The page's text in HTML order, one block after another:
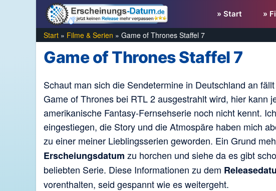
» Start »
Start » Filme & Serien » Game of Thrones Staffel 7
Game of Thrones Staffel 7
Schaut man sich die Sendetermine in Deutschland an
Game of Thrones bei RTL 2 ausgestrahlt wird, hier kann
amerikanische Fantasy-Fernsehserie noch nicht kennt.
eingestiegen, die Story und die Atmospäre haben mich
zu einer meiner Lieblingsserien geworden. Ein Grund
Erscheiungsdatum zu horchen und siehe da es gibt
beliebten Serie. Diese Informationen zu dem
vorenthalten, seid gespannt wie es weitergeht.